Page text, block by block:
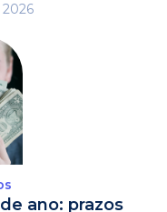
ano: prazos